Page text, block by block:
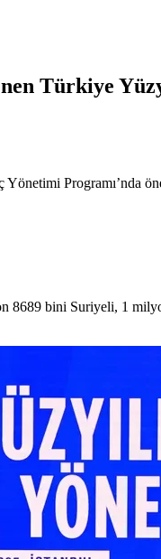
Türkiye
Programı’nda
bini Suriyeli, 1